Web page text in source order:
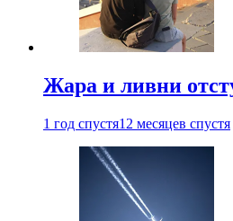
Жара и ливни
1 год спустя12 месяцев спустя